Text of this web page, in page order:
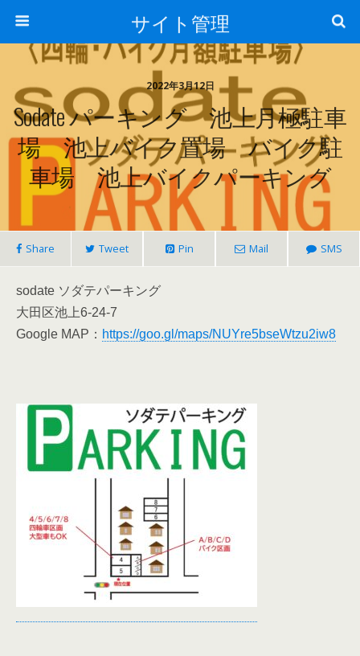
サイト管理
2022年3月12日
Sodate パーキング 池上月極駐車
場 池上バイク置場 バイク駐
車場 池上バイクパーキング
Share Tweet Pin Mail SMS
sodate ソダテパーキング
大田区池上6-24-7
Google MAP： https://goo.gl/maps/NUYre5bseWtzu2iw8